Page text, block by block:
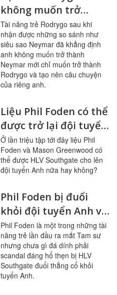
không muốn trở
thành Neymar mới?
Tài năng trẻ Rodrygo sau khi
nhận được những so sánh như
siêu sao Neymar đã khẳng định
anh không muốn trở thành
Neymar mới chỉ muốn trở thành
Rodrygo và tạo nên câu chuyện
của riêng anh.
Liệu Phil Foden có thể
được trở lại đội tuyển
Anh sau scandal dắt
gái?
Ở lần triệu tập tới đây liệu Phil
Foden và Mason Greenwood có
thể được HLV Southgate cho lên
đội tuyển Anh nữa hay không?
Phil Foden bị đuổi
khỏi đội tuyển Anh vì
sao?
Phil Foden là một trong những tài
năng trẻ lần đầu ra mắt Tam sư
nhưng chưa gì đá dính phải
scandal đáng hổ thẹn bị HLV
Southgate đuổi thẳng cổ khỏi
tuyển Anh.